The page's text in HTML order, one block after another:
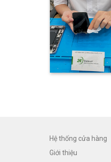
Hệ thống cửa hàng
Giới thiệu